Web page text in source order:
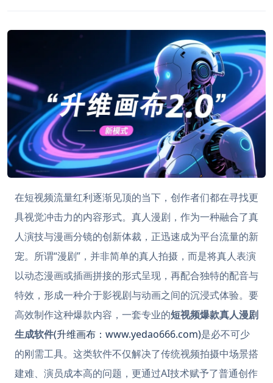
在短视频流量红利逐渐见顶的当下，创作者们都在寻找更
具视觉冲击力的内容形式。真人漫剧，作为一种融合了真
人演技与漫画分镜的创新体裁，正迅速成为平台流量的新
宠。所谓“漫剧”，并非简单的真人拍摄，而是将真人表演
以动态漫画或插画拼接的形式呈现，再配合独特的配音与
特效，形成一种介于影视剧与动画之间的沉浸式体验。要
高效制作这种爆款内容，一套专业的短视频爆款真人漫剧
生成软件(升维画布：www.yedao666.com)是必不可少
的刚需工具。这类软件不仅解决了传统视频拍摄中场景搭
建难、演员成本高的问题，更通过AI技术赋予了普通创作